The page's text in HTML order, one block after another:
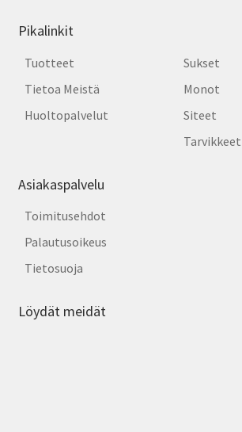
Pikalinkit
Tuotteet
Tietoa Meistä
Huoltopalvelut
Sukset
Monot
Siteet
Tarvikkeet
Asiakaspalvelu
Toimitusehdot
Palautusoikeus
Tietosuoja
Löydät meidät